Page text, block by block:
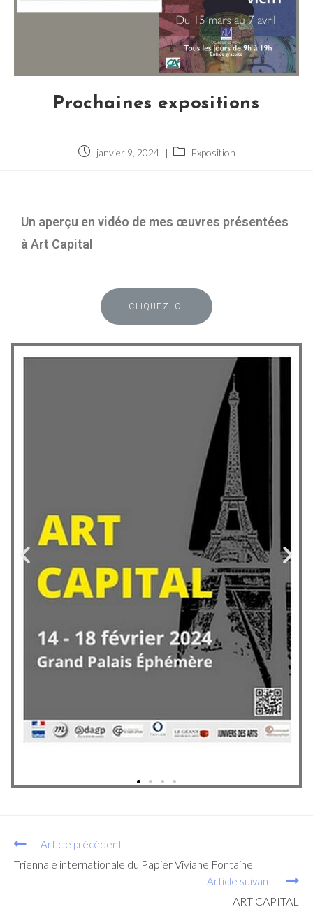
Prochaines expositions
janvier 9, 2024 Exposition
Un aperçu en vidéo de mes œuvres présentées
à Art Capital
CLIQUEZ ICI
Article précédent
Triennale internationale du Papier Viviane Fontaine
Article suivant
ART CAPITAL